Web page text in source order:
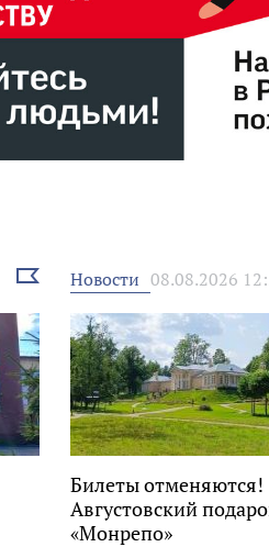
Выбрать
новость
Новости 08.08.2026
Билеты отменяются!
Августовский
«Монрепо»